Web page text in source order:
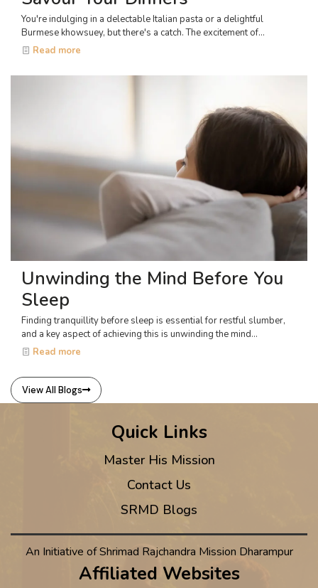
You're indulging in a delectable Italian pasta or a delightful
Burmese khowsuey, but there's a catch. The excitement of...
Read more
Unwinding the Mind Before You
Sleep
Finding tranquillity before sleep is essential for restful slumber,
and a key aspect of achieving this is unwinding the mind...
Read more
View All Blogs
Quick Links
Master His Mission
Contact Us
SRMD Blogs
An Initiative of Shrimad Rajchandra Mission Dharampur
Affiliated Websites